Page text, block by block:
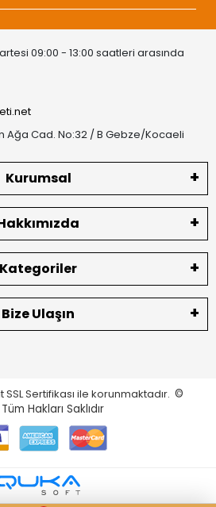
09:00 - 13:00 saatleri arasında
Ağa Cad. No:32 / B Gebze/Kocaeli
Kurumsal
Kategoriler
Bize Ulaşın
Sertifikası ile korunmaktadır. ©
Tüm Hakları Saklıdır